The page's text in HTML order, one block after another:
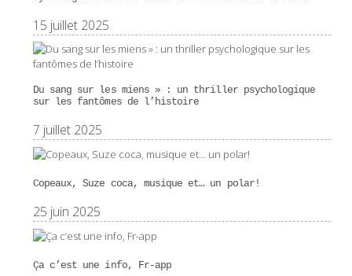
15 juillet 2025
Du sang sur les miens » : un thriller psychologique
sur les fantômes de l’histoire
7 juillet 2025
Copeaux, Suze coca, musique et… un polar!
25 juin 2025
Ça c’est une info, Fr-app